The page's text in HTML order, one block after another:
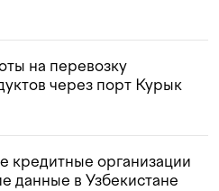
на перевозку
через порт Курык
кредитные организации
данные в Узбекистане